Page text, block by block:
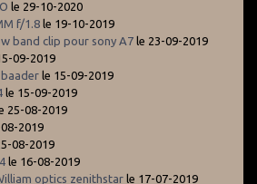
le 29-10-2020
f/1.8 le 19-10-2019
band clip pour sony A7 le 23-09-2019
09-2019
le 15-09-2019
le 15-09-2019
25-08-2019
2019
08-2019
le 16-08-2019
optics zenithstar le 17-07-2019